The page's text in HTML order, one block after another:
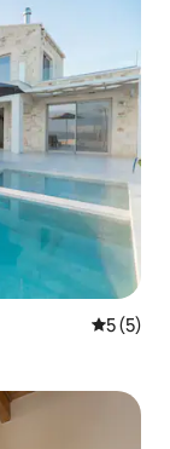
5 de
5 (5)